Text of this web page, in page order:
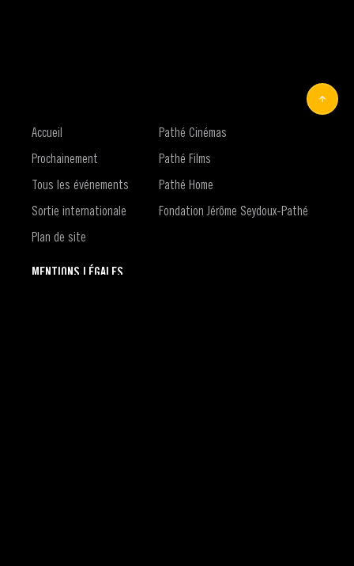
Accueil
Prochainement
Tous les événements
Sortie internationale
Plan de site
Pathé Cinémas
Pathé Films
Pathé Home
Fondation Jérôme Seydoux-Pathé
MENTIONS LÉGALES